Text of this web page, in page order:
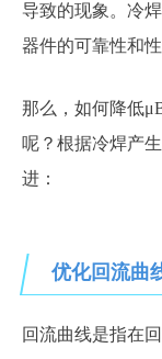
导致的现象。冷
器件的可靠性和性
那么，如何降低
呢？根据冷焊产
进：
优化回流曲
回流曲线是指在